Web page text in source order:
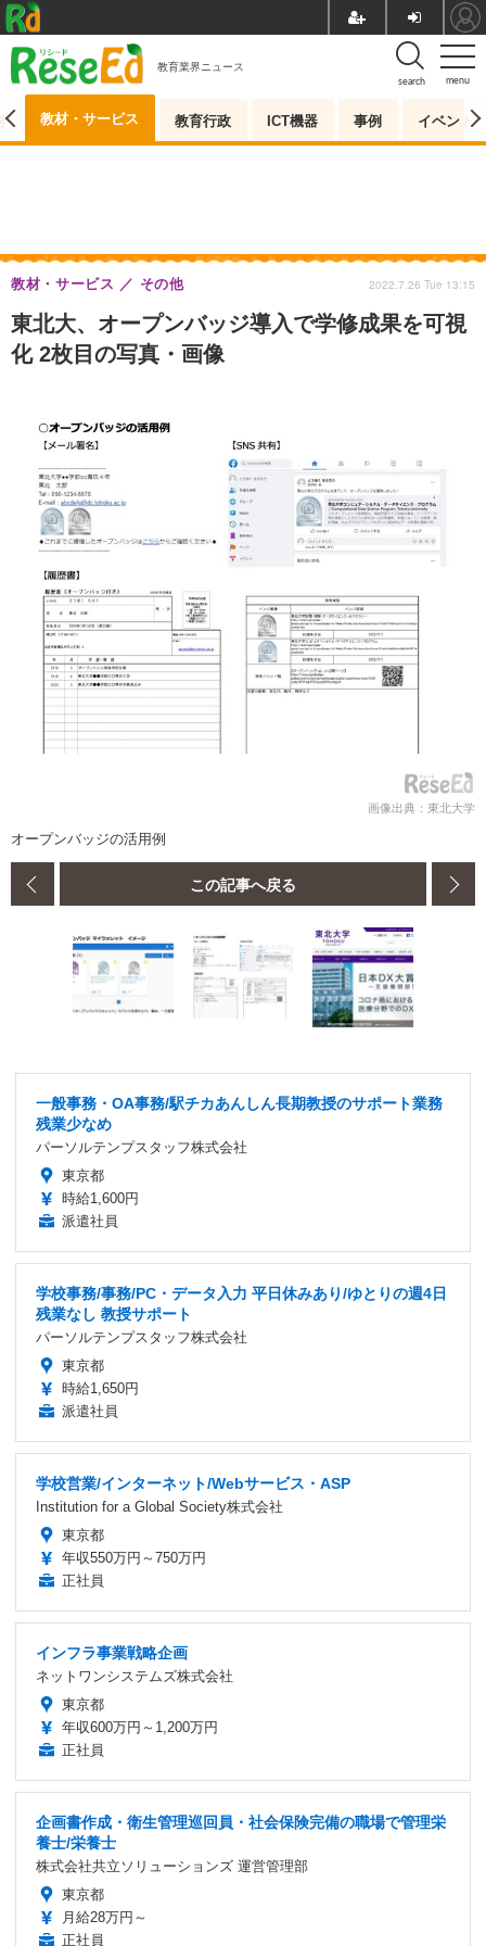
menu
search
教育業界ニュース
教材・サービス 教育行政 ICT機器 事例 イベント
東北大、オープンバッジ導入で学修成果を可視
化 2枚目の写真・画像
教材・サービス その他 2022.7.26 Tue 13:15
画像出典：東北大学
オープンバッジの活用例
この記事へ戻る
一般事務・OA事務/駅チカあんしん長期教授のサポート業務
残業少なめ
パーソルテンプスタッフ株式会社
東京都
時給1,600円
派遣社員
学校事務/事務/PC・データ入力 平日休みあり/ゆとりの週4日
残業なし 教授サポート
パーソルテンプスタッフ株式会社
東京都
時給1,650円
派遣社員
学校営業/インターネット/Webサービス・ASP
Institution for a Global Society株式会社
東京都
年収550万円～750万円
正社員
インフラ事業戦略企画
ネットワンシステムズ株式会社
東京都
年収600万円～1,200万円
正社員
企画書作成・衛生管理巡回員・社会保険完備の職場で管理栄
養士/栄養士
株式会社共立ソリューションズ 運営管理部
東京都
月給28万円～
正社員